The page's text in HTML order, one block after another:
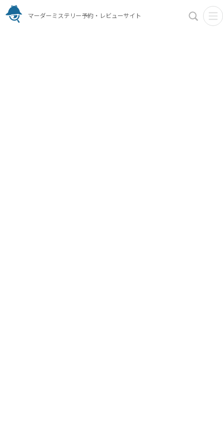
マーダーミステリー予約・レビューサイト